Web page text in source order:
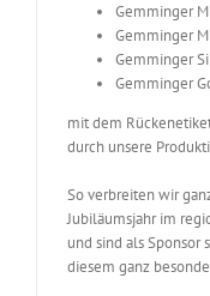
Gemminger
Gemminger
Gemminger
Gemminger
mit dem
durch unsere
So verbreiten wir
Jubiläumsjahr im
und sind als Sponsor
diesem ganz